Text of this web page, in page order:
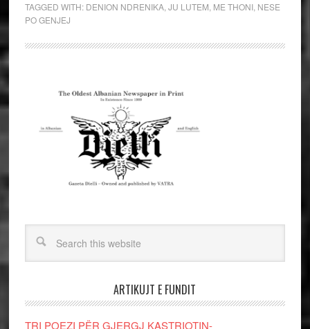
TAGGED WITH: DENION NDRENIKA, JU LUTEM ME THONI, NESE
PO GENJEJ
ARTIKUJT E FUNDIT
TRI POEZI PËR GJERGJ KASTRIOTIN-